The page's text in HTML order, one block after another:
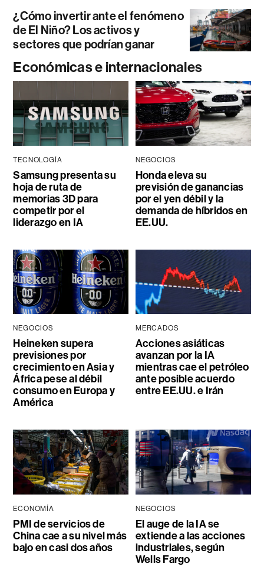
¿Cómo invertir ante el fenómeno
de El Niño? Los activos y
sectores que podrían ganar
Económicas e internacionales
TECNOLOGÍA
Samsung presenta su
hoja de ruta de
memorias 3D para
competir por el
liderazgo en IA
NEGOCIOS
Honda eleva su
previsión de ganancias
por el yen débil y la
demanda de híbridos en
EE.UU.
NEGOCIOS
Heineken supera
previsiones por
crecimiento en Asia y
África pese al débil
consumo en Europa y
América
MERCADOS
Acciones asiáticas
avanzan por la IA
mientras cae el petróleo
ante posible acuerdo
entre EE.UU. e Irán
ECONOMÍA
PMI de servicios de
China cae a su nivel más
bajo en casi dos años
NEGOCIOS
El auge de la IA se
extiende a las acciones
industriales, según
Wells Fargo